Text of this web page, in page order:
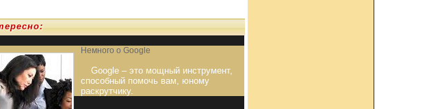
Немного о Google
Google – это мощный инструмент,
способный помочь вам, юному
раскрутчику.